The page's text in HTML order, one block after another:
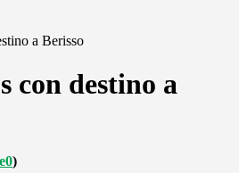
a Berisso
con destino a
)